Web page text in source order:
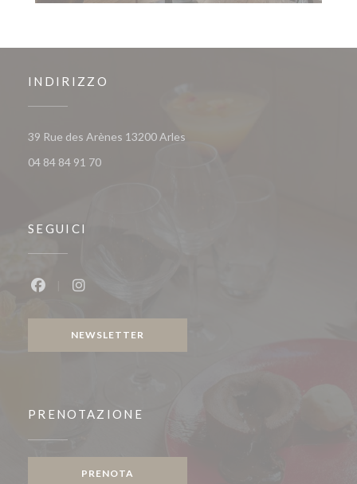
INDIRIZZO
39 Rue des Arènes 13200 Arles
04 84 84 91 70
SEGUICI
NEWSLETTER
PRENOTAZIONE
PRENOTA